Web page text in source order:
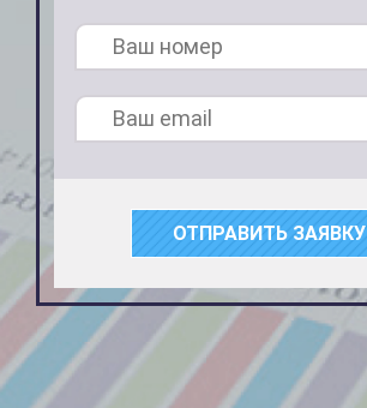
ОТПРАВИТЬ ЗАЯВКУ